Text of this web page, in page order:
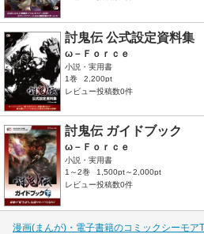
討鬼伝 公式設定資料集
ω－Ｆｏｒｃｅ
小説・実用書
1巻
2,200pt
レビュー投稿数0件
討鬼伝 ガイドブック
ω－Ｆｏｒｃｅ
小説・実用書
1～2巻
1,500pt～2,000pt
レビュー投稿数0件
漫画(まんが)・電子書籍のコミックシーモア